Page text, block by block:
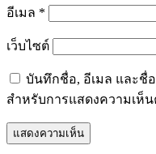
อีเมล *
เว็บไซต์
บันทึกชื่อ, อีเมล และชื่
สำหรับการแสดงความเห็น